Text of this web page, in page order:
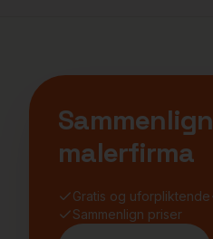
Sammenlign
malerfirma
Gratis og uforpliktende
Sammenlign priser